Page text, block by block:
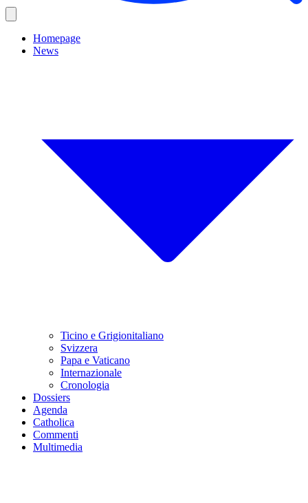
Homepage
News
Ticino e Grigionitaliano
Svizzera
Papa e Vaticano
Internazionale
Cronologia
Dossiers
Agenda
Catholica
Commenti
Multimedia